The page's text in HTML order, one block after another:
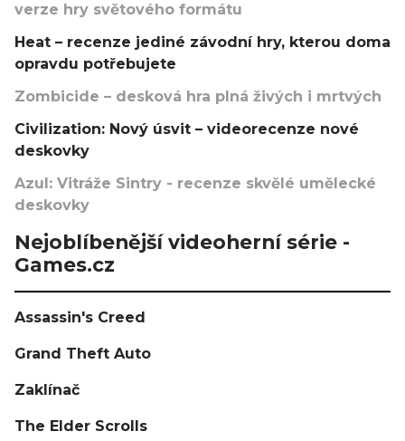
verze hry světového formátu
Heat – recenze jediné závodní hry, kterou doma
opravdu potřebujete
Zombicide – desková hra plná živých i mrtvých
Civilization: Nový úsvit – videorecenze nové
deskovky
Azul: Vitráže Sintry - recenze skvělé umělecké
deskovky
Nejoblíbenější videoherní série -
Games.cz
Assassin's Creed
Grand Theft Auto
Zaklínač
The Elder Scrolls